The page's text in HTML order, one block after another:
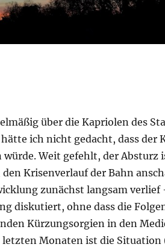
über die Kapriolen des
ich nicht gedacht, dass der
würde. Weit gefehlt, der Absturz
Krisenverlauf der Bahn
zunächst langsam verlief
diskutiert, ohne dass die
Kürzungsorgien in den
letzten Monaten ist die